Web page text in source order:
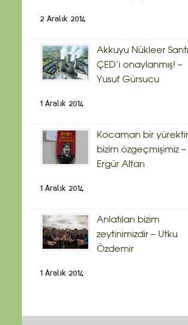
2 Aralık 2014
Akkuyu Nükleer
ÇED’i onaylanmış! –
Yusuf Gürsucu
1 Aralık 2014
Kocaman bir yürektir
bizim özgeçmişimiz –
Ergür Altan
1 Aralık 2014
Anlatılan bizim
zeytinimizdir – Utku
Özdemir
1 Aralık 2014